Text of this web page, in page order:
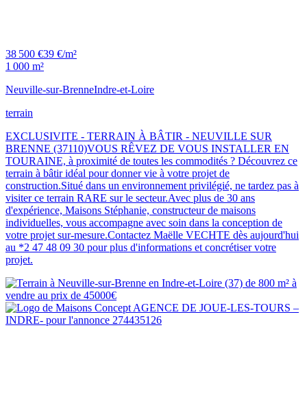
38 500 €39 €/m²
1 000 m²
Neuville-sur-BrenneIndre-et-Loire
terrain
EXCLUSIVITE - TERRAIN À BÂTIR - NEUVILLE SUR
BRENNE (37110)VOUS RÊVEZ DE VOUS INSTALLER EN
TOURAINE, à proximité de toutes les commodités ? Découvrez ce
terrain à bâtir idéal pour donner vie à votre projet de
construction.Situé dans un environnement privilégié, ne tardez pas à
visiter ce terrain RARE sur le secteur.Avec plus de 30 ans
d'expérience, Maisons Stéphanie, constructeur de maisons
individuelles, vous accompagne avec soin dans la conception de
votre projet sur-mesure.Contactez Maëlle VECHTE dès aujourd'hui
au *2 47 48 09 30 pour plus d'informations et concrétiser votre
projet.